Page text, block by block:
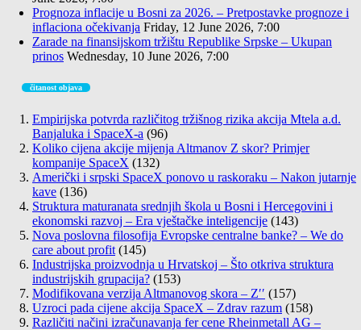
Prognoza inflacije u Bosni za 2026. – Pretpostavke prognoze i
inflaciona očekivanja Friday, 12 June 2026, 7:00
Zarade na finansijskom tržištu Republike Srpske – Ukupan
prinos Wednesday, 10 June 2026, 7:00
čitanost objava
Empirijska potvrda različitog tržišnog rizika akcija Mtela a.d.
Banjaluka i SpaceX-a (96)
Koliko cijena akcije mijenja Altmanov Z skor? Primjer
kompanije SpaceX (132)
Američki i srpski SpaceX ponovo u raskoraku – Nakon jutarnje
kave (136)
Struktura maturanata srednjih škola u Bosni i Hercegovini i
ekonomski razvoj – Era vještačke inteligencije (143)
Nova poslovna filosofija Evropske centralne banke? – We do
care about profit (145)
Industrijska proizvodnja u Hrvatskoj – Što otkriva struktura
industrijskih grupacija? (153)
Modifikovana verzija Altmanovog skora – Z′′ (157)
Uzroci pada cijene akcija SpaceX – Zdrav razum (158)
Različiti načini izračunavanja fer cene Rheinmetall AG –